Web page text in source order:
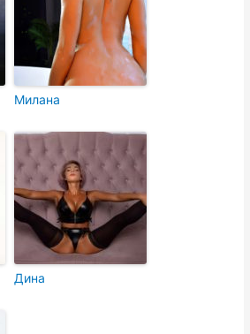
Милана
Дина